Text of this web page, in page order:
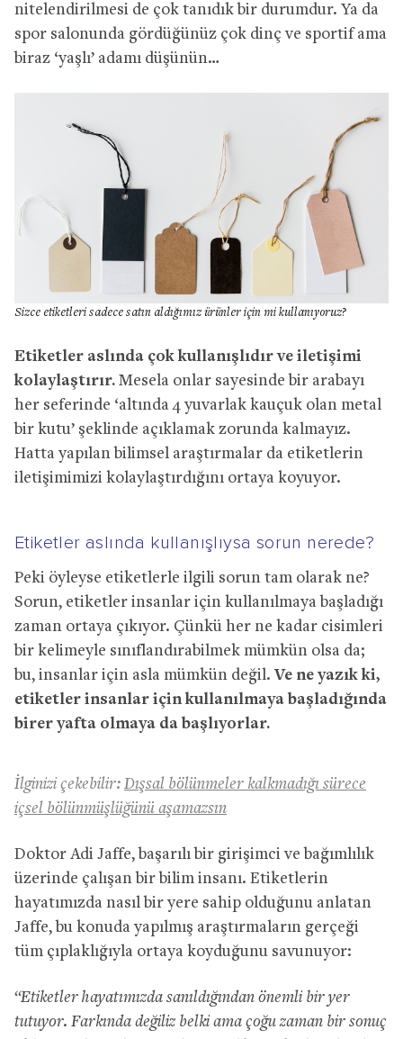
nitelendirilmesi de çok tanıdık bir durumdur. Ya da
spor salonunda gördüğünüz çok dinç ve sportif ama
biraz ‘yaşlı’ adamı düşünün…
Sizce etiketleri sadece satın aldığımız ürünler için mi kullanıyoruz?
Etiketler aslında çok kullanışlıdır ve iletişimi
kolaylaştırır. Mesela onlar sayesinde bir arabayı
her seferinde ‘altında 4 yuvarlak kauçuk olan metal
bir kutu’ şeklinde açıklamak zorunda kalmayız.
Hatta yapılan bilimsel araştırmalar da etiketlerin
iletişimimizi kolaylaştırdığını ortaya koyuyor.
Etiketler aslında kullanışlıysa sorun nerede?
Peki öyleyse etiketlerle ilgili sorun tam olarak ne?
Sorun, etiketler insanlar için kullanılmaya başladığı
zaman ortaya çıkıyor. Çünkü her ne kadar cisimleri
bir kelimeyle sınıflandırabilmek mümkün olsa da;
bu, insanlar için asla mümkün değil.Ve ne yazık ki,
etiketler insanlar için kullanılmaya başladığında
birer yafta olmaya da başlıyorlar.
İlginizi çekebilir: Dışsal bölünmeler kalkmadığı sürece
içsel bölünmüşlüğünü aşamazsın
Doktor Adi Jaffe, başarılı bir girişimci ve bağımlılık
üzerinde çalışan bir bilim insanı. Etiketlerin
hayatımızda nasıl bir yere sahip olduğunu anlatan
Jaffe, bu konuda yapılmış araştırmaların gerçeği
tüm çıplaklığıyla ortaya koyduğunu savunuyor:
“Etiketler hayatımızda sanıldığından önemli bir yer
tutuyor. Farkında değiliz belki ama çoğu zaman bir sonuç